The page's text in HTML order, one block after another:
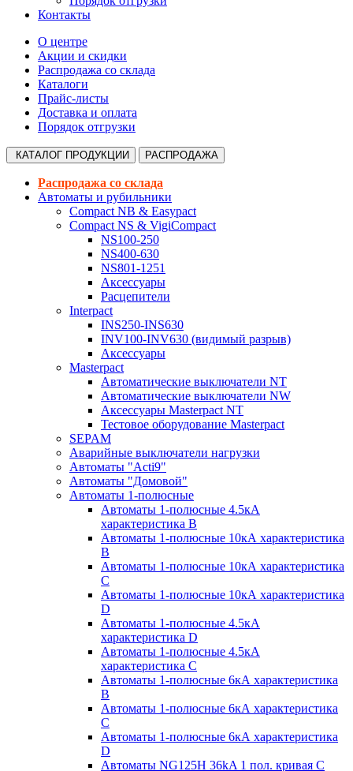
Контакты
О центре
Акции и скидки
Распродажа со склада
Каталоги
Прайс-листы
Доставка и оплата
Порядок отгрузки
КАТАЛОГ ПРОДУКЦИИ РАСПРОДАЖА
Распродажа со склада
Автоматы и рубильники
Compact NB & Easypact
Compact NS & VigiCompact
NS100-250
NS400-630
NS801-1251
Аксессуары
Расцепители
Interpact
INS250-INS630
INV100-INV630 (видимый разрыв)
Аксессуары
Masterpact
Автоматические выключатели NT
Автоматические выключатели NW
Аксессуары Masterpact NT
Тестовое оборудование Masterpact
SEPAM
Аварийные выключатели нагрузки
Автоматы "Acti9"
Автоматы "Домовой"
Автоматы 1-полюсные
Автоматы 1-полюсные 4.5кА
характеристика В
Автоматы 1-полюсные 10кА характеристика
B
Автоматы 1-полюсные 10кА характеристика
C
Автоматы 1-полюсные 10кА характеристика
D
Автоматы 1-полюсные 4.5кА
характеристика D
Автоматы 1-полюсные 4.5кА
характеристика С
Автоматы 1-полюсные 6кА характеристика
B
Автоматы 1-полюсные 6кА характеристика
C
Автоматы 1-полюсные 6кА характеристика
D
Автоматы NG125H 36kA 1 пол. кривая C